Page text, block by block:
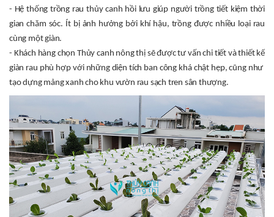
- Hệ thống trồng rau thủy canh hồi lưu giúp người trồng tiết kiệm thời
gian chăm sóc. Ít bị ảnh hưởng bởi khí hậu, trồng được nhiều loại rau
cùng một giàn.
- Khách hàng chọn Thủy canh nông thị sẽ được tư vấn chi tiết và thiết kế
giàn rau phù hợp với những diện tích ban công khá chật hẹp, cũng như
tạo dựng mảng xanh cho khu vườn rau sạch tren sân thượng.